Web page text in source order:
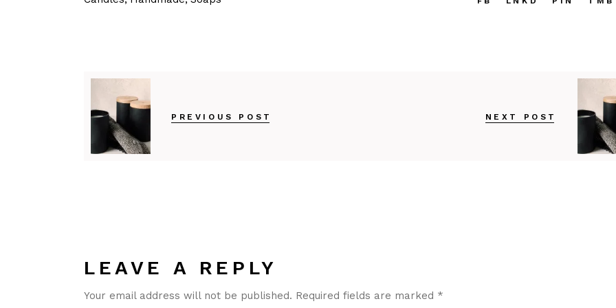
PREVIOUS POST NEXT POST
LEAVE A REPLY
Your email address will not be published. Required fields are marked *